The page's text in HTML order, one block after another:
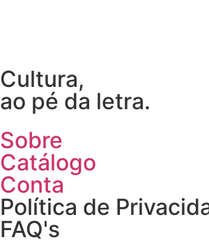
Cultura,
ao pé da letra.
Sobre
Catálogo
Conta
Política de
FAQ's